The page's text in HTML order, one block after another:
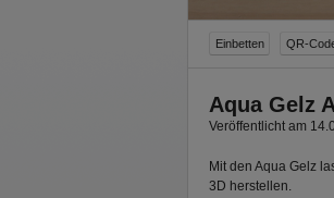
Einbetten QR-
Aqua Gelz
Veröffentlicht am
Mit den Aqua Gelz
3D herstellen.